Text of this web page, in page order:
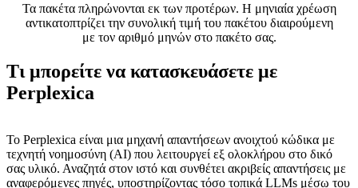
Τα πακέτα πληρώνονται εκ των προτέρων. Η μηνιαία χρέωση
αντικατοπτρίζει την συνολική τιμή του πακέτου διαιρούμενη
με τον αριθμό μηνών στο πακέτο σας.
Τι μπορείτε να κατασκευάσετε με
Perplexica
Το Perplexica είναι μια μηχανή απαντήσεων ανοιχτού κώδικα με
τεχνητή νοημοσύνη (AI) που λειτουργεί εξ ολοκλήρου στο δικό
σας υλικό. Αναζητά στον ιστό και συνθέτει ακριβείς απαντήσεις με
αναφερόμενες πηγές, υποστηρίζοντας τόσο τοπικά LLMs μέσω του